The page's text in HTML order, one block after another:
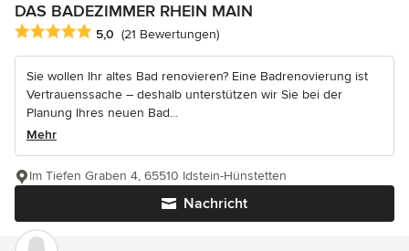
DAS BADEZIMMER RHEIN MAIN
Durchschnittliche Bewertung: 5 von 5 Sternen
5,0 (21 Bewertungen)
Sie wollen Ihr altes Bad renovieren? Eine Badrenovierung ist
Vertrauenssache – deshalb unterstützen wir Sie bei der
Planung Ihres neuen Bad...
Mehr
Nachricht
Im Tiefen Graben 4, 65510 Idstein-Hünstetten